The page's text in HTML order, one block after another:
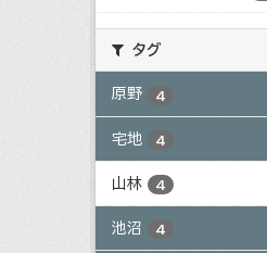
タグ
原野 4
宅地 4
山林 4
池沼 4